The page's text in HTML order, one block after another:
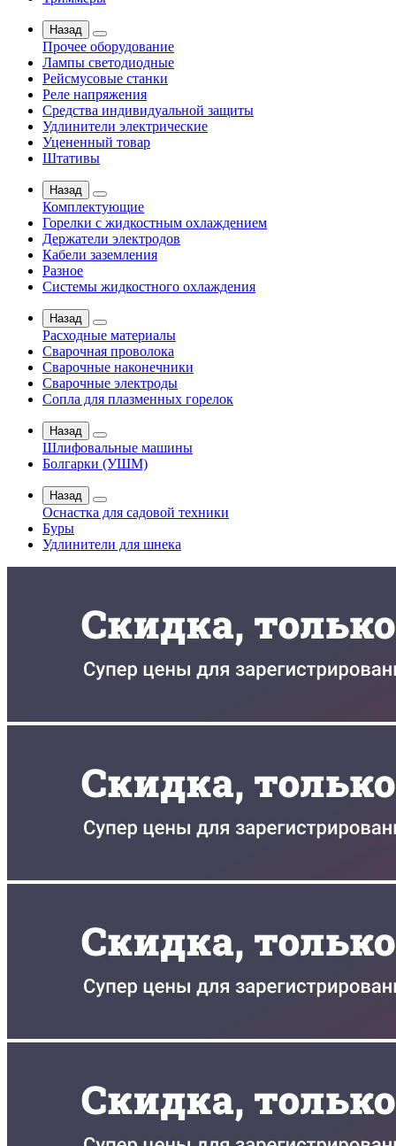
Назад
Прочее оборудование
Лампы светодиодные
Рейсмусовые станки
Реле напряжения
Средства индивидуальной защиты
Удлинители электрические
Уцененный товар
Штативы
Назад
Комплектующие
Горелки с жидкостным охлаждением
Держатели электродов
Кабели заземления
Разное
Системы жидкостного охлаждения
Назад
Расходные материалы
Сварочная проволока
Сварочные наконечники
Сварочные электроды
Сопла для плазменных горелок
Назад
Шлифовальные машины
Болгарки (УШМ)
Назад
Оснастка для садовой техники
Буры
Удлинители для шнека